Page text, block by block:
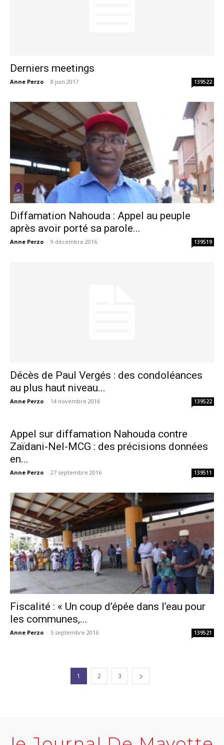
Derniers meetings
Anne Perzo - 8 juin 2017 139522
Diffamation Nahouda : Appel au peuple
après avoir porté sa parole...
Anne Perzo - 9 décembre 2016 139519
Décès de Paul Vergés : des condoléances
au plus haut niveau...
Anne Perzo - 14 novembre 2016 139522
Appel sur diffamation Nahouda contre
Zaïdani-Nel-MCG : des précisions données
en...
Anne Perzo - 27 septembre 2016 139511
Fiscalité : « Un coup d’épée dans l’eau pour
les communes,...
Anne Perzo - 5 septembre 2016 139521
1 2 3